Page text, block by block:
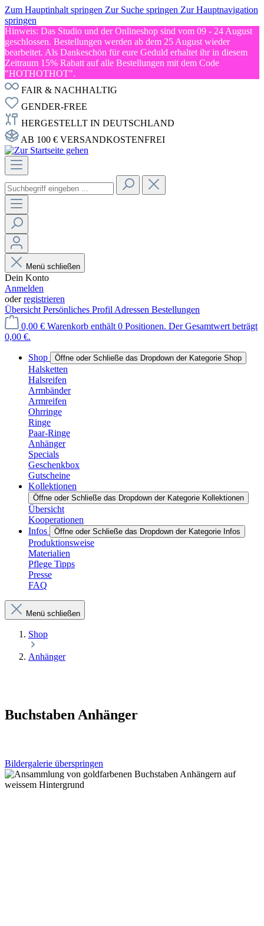
Zum Hauptinhalt springen Zur Suche springen Zur Hauptnavigation
springen
Hinweis: Das Studio und der Onlineshop sind vom 09 - 24 August
geschlossen. Bestellungen werden ab dem 25 August wieder
bearbeitet. Als Dankeschön für eure Geduld erhaltet ihr in diesem
Zeitraum 15% Rabatt auf alle Bestellungen mit dem Code
"HOTHOTHOT".
FAIR & NACHHALTIG
GENDER-FREE
HERGESTELLT IN DEUTSCHLAND
AB 100 € VERSANDKOSTENFREI
Menü schließen
Dein Konto
Anmelden
oderregistrieren
Übersicht Persönliches Profil Adressen Bestellungen
0,00 € Warenkorb enthält 0 Positionen. Der Gesamtwert beträgt
0,00 €.
Shop Öffne oder Schließe das Dropdown der Kategorie Shop
Halsketten
Halsreifen
Armbänder
Armreifen
Ohrringe
Ringe
Paar-Ringe
Anhänger
Specials
Geschenkbox
Gutscheine
Kollektionen
Öffne oder Schließe das Dropdown der Kategorie Kollektionen
Übersicht
Kooperationen
Infos
Öffne oder Schließe das Dropdown der Kategorie Infos
Produktionsweise
Materialien
Pflege Tipps
Presse
FAQ
Menü schließen
Shop
Anhänger
Buchstaben Anhänger
Bildergalerie überspringen